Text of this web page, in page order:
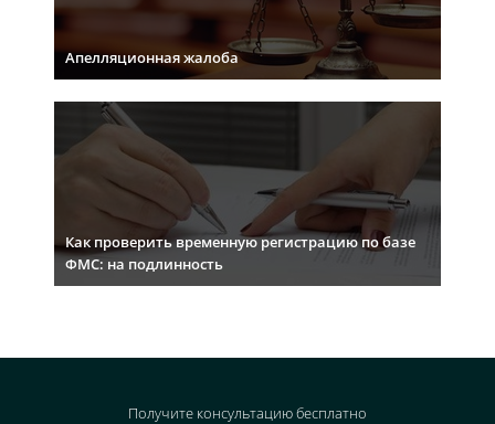
Апелляционная жалоба
Как проверить временную регистрацию по базе
ФМС: на подлинность
Получите консультациюбесплатно